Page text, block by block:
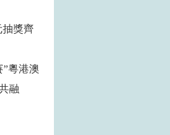
獎齊
粵港澳
共融